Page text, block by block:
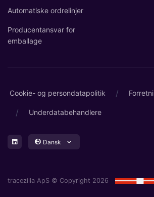
Automatiske ordrelinjer
Producentansvar for
emballage
Cookie- og persondatapolitik /
/ Underdatabehandlere
Dansk
tracezilla ApS © Copyright 2026